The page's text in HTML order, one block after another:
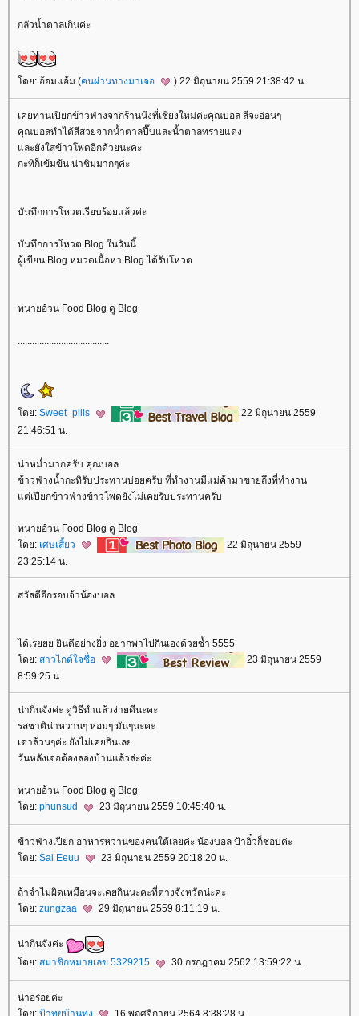
กลัวน้ำตาลเกินค่ะ
ดย: อ้อมแอ้ม (คนผ่านทางมาเจอ ) 22 มิถุนายน 2559 21:38:42 น.
เคยทานเปียกข้าวฟ่างจากร้านนึงที่เชียงใหม่ค่ะคุณบอล สีจะอ่อนๆ
คุณบอลทำได้สีสวยจากน้ำตาลปี๊บและน้ำตาลทรายแดง
ละยังใส่ข้าวโพดอีกด้วยนะคะ
กะทิก็เข้มข้น น่าชิมมากๆค่ะ
บันทึกการโหวตเรียบร้อยแล้วค่ะ
บันทึกการโหวต Blog ในวันนี้
ผู้เขียน Blog หมวดเนื้อหา Blog ได้รับโหวต
ทนายอ้วน Food Blog ดู Blog
......................................
ดย: Sweet_pills
22 มิถุนายน 2559
21:46:51 น.
น่าหม่ำมากครับ คุณบอล
ข้าวฟ่างน้ำกะทิรับประทานบ่อยครับ ที่ทำงานมีแม่ค้ามาขายถึงที่ทำงาน
ต่เปียกข้าวฟ่างข้าวโพดยังไม่เคยรับประทานครับ
ทนายอ้วน Food Blog ดู Blog
ดย: เศษเสี้ยว
22 มิถุนายน 2559
23:25:14 น.
สวัสดีอีกรอบจ้าน้องบอล
ได้เรยยย ยินดีอย่างยิ่ง อยากพาไปกินเองด้วยซ้ำ 5555
ดย: สาวไกด์ใจซื่อ
23 มิถุนายน 2559
8:59:25 น.
น่ากินจังค่ะ ดูวิธีทำแล้วง่ายดีนะคะ
รสชาติน่าหวานๆ หอมๆ มันๆนะคะ
เดาล้วนๆค่ะ ยังไม่เคยกินเล
วันหลังเจอต้องลองบ้านแล้วล่ะค่ะ
ทนายอ้วน Food Blog ดู Blog
ดย: phunsud 23 มิถุนายน 2559 10:45:40 น.
ข้าวฟ่างเปียก อาหารหวานของคนใต้เลยค่ะ น้องบอล ป้าอิ๋วก็ชอบค่ะ
ดย: Sai Eeuu 23 มิถุนายน 2559 20:18:20 น.
ถ้าจำไม่ผิดเหมือนจะเคยกินนะคะที่ต่างจังหวัดน่ะค่ะ
ดย: zungzaa 29 มิถุนายน 2559 8:11:19 น.
น่ากินจังค่ะ
ดย: สมาชิกหมายเลข 5329215 30 กรกฎาคม 2562 13:59:22 น.
น่าอร่อยค่ะ
ดย: ป้าทุยบ้านทุ่ง 16 พฤศจิกายน 2564 8:38:28 น.